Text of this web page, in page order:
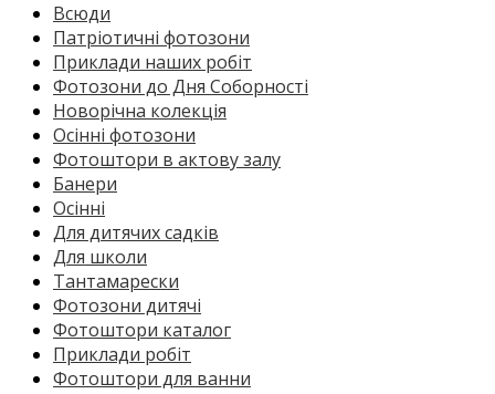
Всюди
Патріотичні фотозони
Приклади наших робіт
Фотозони до Дня Соборності
Новорічна колекція
Осінні фотозони
Фотоштори в актову залу
Банери
Осінні
Для дитячих садків
Для школи
Тантамарески
Фотозони дитячі
Фотоштори каталог
Приклади робіт
Фотоштори для ванни